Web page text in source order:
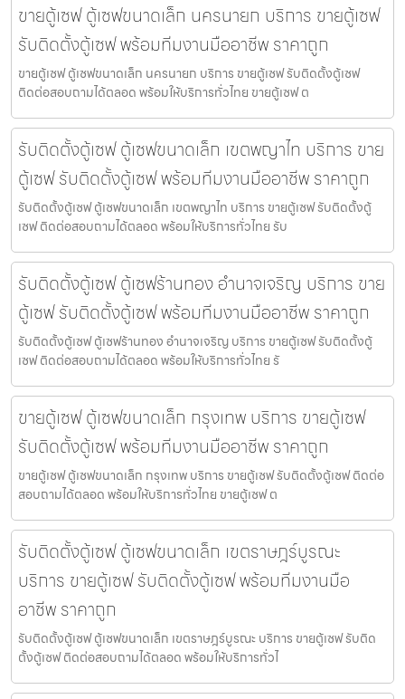
ขายตู้เซฟ ตู้เซฟขนาดเล็ก นครนายก บริการ ขายตู้เซฟ
รับติดตั้งตู้เซฟ พร้อมทีมงานมืออาชีพ ราคาถูก
ขายตู้เซฟ ตู้เซฟขนาดเล็ก นครนายก บริการ ขายตู้เซฟ รับติดตั้งตู้เซฟ
ติดต่อสอบถามได้ตลอด พร้อมให้บริการทั่วไทย ขายตู้เซฟ ต
รับติดตั้งตู้เซฟ ตู้เซฟขนาดเล็ก เขตพญาไท บริการ ขาย
ตู้เซฟ รับติดตั้งตู้เซฟ พร้อมทีมงานมืออาชีพ ราคาถูก
รับติดตั้งตู้เซฟ ตู้เซฟขนาดเล็ก เขตพญาไท บริการ ขายตู้เซฟ รับติดตั้งตู้
เซฟ ติดต่อสอบถามได้ตลอด พร้อมให้บริการทั่วไทย รับ
รับติดตั้งตู้เซฟ ตู้เซฟร้านทอง อำนาจเจริญ บริการ ขาย
ตู้เซฟ รับติดตั้งตู้เซฟ พร้อมทีมงานมืออาชีพ ราคาถูก
รับติดตั้งตู้เซฟ ตู้เซฟร้านทอง อำนาจเจริญ บริการ ขายตู้เซฟ รับติดตั้งตู้
เซฟ ติดต่อสอบถามได้ตลอด พร้อมให้บริการทั่วไทย รั
ขายตู้เซฟ ตู้เซฟขนาดเล็ก กรุงเทพ บริการ ขายตู้เซฟ
รับติดตั้งตู้เซฟ พร้อมทีมงานมืออาชีพ ราคาถูก
ขายตู้เซฟ ตู้เซฟขนาดเล็ก กรุงเทพ บริการ ขายตู้เซฟ รับติดตั้งตู้เซฟ ติดต่อ
สอบถามได้ตลอด พร้อมให้บริการทั่วไทย ขายตู้เซฟ ต
รับติดตั้งตู้เซฟ ตู้เซฟขนาดเล็ก เขตราษฎร์บูรณะ
บริการ ขายตู้เซฟ รับติดตั้งตู้เซฟ พร้อมทีมงานมือ
อาชีพ ราคาถูก
รับติดตั้งตู้เซฟ ตู้เซฟขนาดเล็ก เขตราษฎร์บูรณะ บริการ ขายตู้เซฟ รับติด
ตั้งตู้เซฟ ติดต่อสอบถามได้ตลอด พร้อมให้บริการทั่วไ